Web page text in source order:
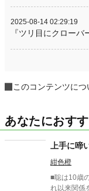
2025-08-14 02:29:19
『ツリ目にクロー
このコンテンツにつ
あなたにおす
上手に啼
紺色橙
■聡は10歳
れ以来関係